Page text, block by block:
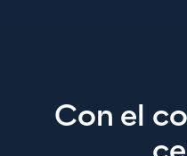
Con el